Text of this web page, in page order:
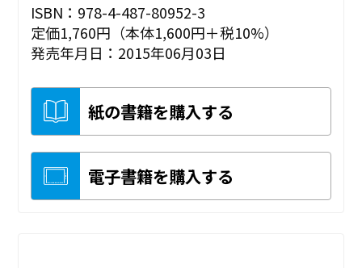
ISBN：978-4-487-80952-3
定価1,760円（本体1,600円＋税10%）
発売年月日：2015年06月03日
紙の書籍を購入する
電子書籍を購入する